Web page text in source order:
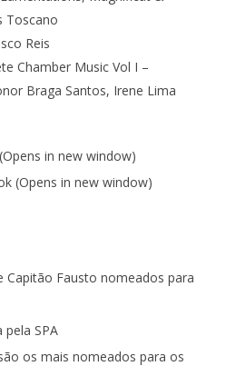
Toscano
Reis
Chamber Music Vol I –
Braga Santos, Irene Lima
in new window)
(Opens in new window)
Capitão Fausto nomeados para
pela SPA
os mais nomeados para os